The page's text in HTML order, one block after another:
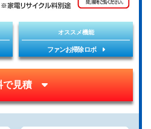
オススメ機能
ファンお掃除ロボ
で見積